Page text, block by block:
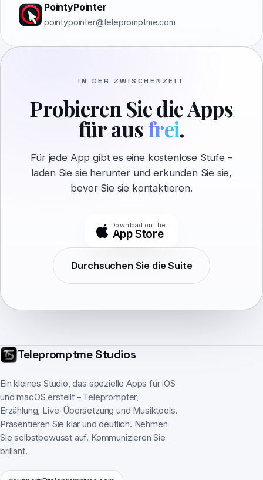
PointyPointer
pointypointer@telepromptme.com
IN DER ZWISCHENZEIT
Probieren Sie die Apps
für ausfrei.
Für jede App gibt es eine kostenlose Stufe –
laden Sie sie herunter und erkunden Sie sie,
bevor Sie sie kontaktieren.
Download on the
App Store
Durchsuchen Sie die Suite
Telepromptme Studios
Ein kleines Studio, das spezielle Apps für iOS
und macOS erstellt – Teleprompter,
Erzählung, Live-Übersetzung und Musiktools.
Präsentieren Sie klar und deutlich. Nehmen
Sie selbstbewusst auf. Kommunizieren Sie
brillant.